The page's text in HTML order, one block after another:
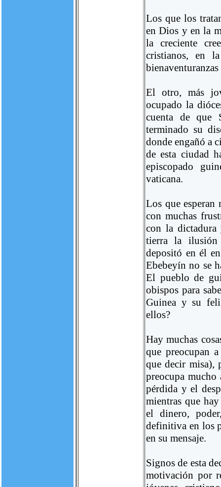
Los que los
en Dios y en la
la creciente
cristianos, en
El otro, más
ocupado la
cuenta de que
terminado su
donde engañó a
de esta ciudad
episcopado
vaticana.
Los que esperan
con muchas
con la dictadura
tierra la ilusión
depositó en él
Ebebeyín no se
El pueblo de
obispos para
Guinea y su
ellos?
Hay muchas
que preocupan
que decir misa),
preocupa
pérdida y el
mientras que
el dinero,
definitiva en los
en su mensaje.
Signos de esta
motivación por